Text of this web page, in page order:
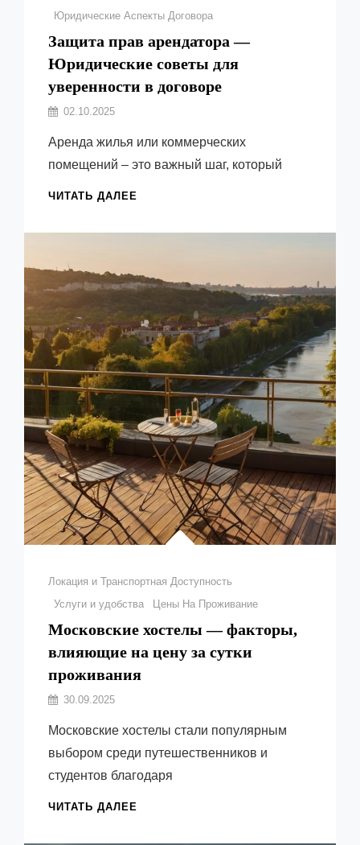
Юридические Аспекты Договора
Защита прав арендатора —
Юридические советы для
уверенности в договоре
Автор:
Виктор
02.10.2025
Аренда жилья или коммерческих
помещений – это важный шаг, который
ЧИТАТЬ ДАЛЕЕ
СОВЕТЫ
УВЕРЕННОСТИ
В
ДОГОВОРЕ
Рубрики
Локация и Транспортная Доступность
Услуги и удобства
Цены На Проживание
Московские хостелы — факторы,
влияющие на цену за сутки
проживания
Автор:
Виктор
30.09.2025
Московские хостелы стали популярным
выбором среди путешественников и
студентов благодаря
ЧИТАТЬ ДАЛЕЕ